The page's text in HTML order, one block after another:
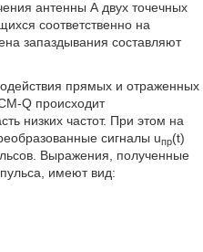
антенны А двух точечных
соответственно на
запаздывания составляют
прямых и отраженных
Q происходит
низких частот. При этом на
сигналы uпр(t)
Выражения, полученные
имеют вид: